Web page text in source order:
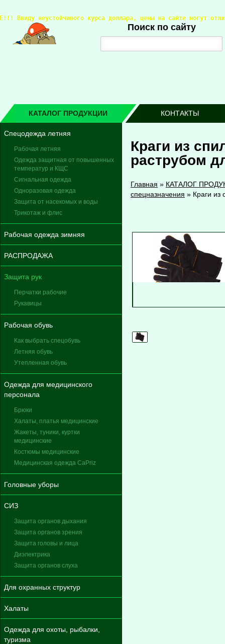
Поиск по сайту
Ввиду неустойчивого курса доллара, цены на сайте могут
КАТАЛОГ ПРОДУКЦИИ КОНТАКТЫ
Спецодежда летняя
Рабочая летняя
Одежда защитная от повышенных
температур и КЩС
Сигнальная одежда
Одноразовая одежда
Защита от насекомых и воды
Трикотаж и флис
Рабочая одежда зимняя
РАСПРОДАЖА
Защита рук
Перчатки рабочие
Рукавицы
Рабочая обувь
Как выбрать спецобувь
Летняя обувь
Утепленная обувь
Одежда для медицинского
персонала
Брюки
Халаты, платья медицинские
Жакеты, туники, куртки
медицинские
Костюмы медицинские
Медицинская одежда CaPriz
Головные уборы
СИЗ
Защита органов дыхания
Защита органов зрения
Защита головы и лица
Диэлектрика
Защита органов слуха
Для охранных структур
Халаты
Одежда для охоты, рыбалки,
туризма
Краги из
раструбом
Главная » КАТАЛОГ
спецназначения » Краги из